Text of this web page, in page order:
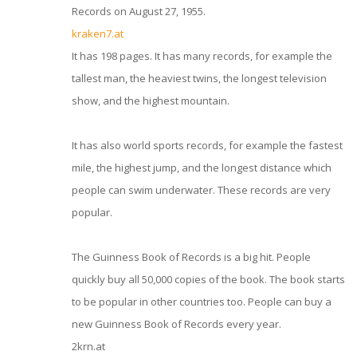
Records on August 27, 1955.
kraken7.at
It has 198 pages. It has many records, for example the
tallest man, the heaviest twins, the longest television
show, and the highest mountain.
It has also world sports records, for example the fastest
mile, the highest jump, and the longest distance which
people can swim underwater. These records are very
popular.
The Guinness Book of Records is a big hit. People
quickly buy all 50,000 copies of the book. The book starts
to be popular in other countries too. People can buy a
new Guinness Book of Records every year.
2krn.at